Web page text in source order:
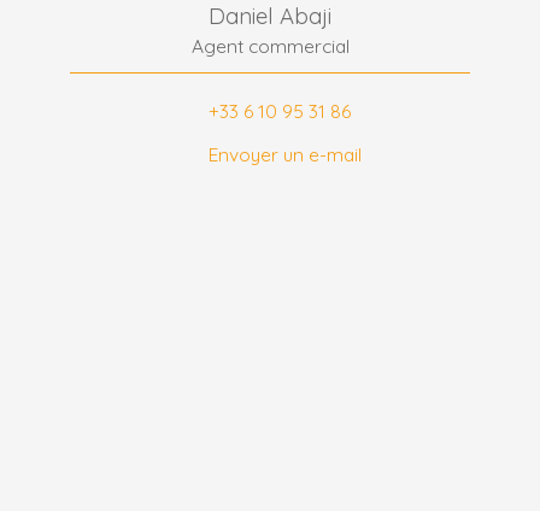
Daniel Abaji
Agent commercial
+33 6 10 95 31 86
Envoyer un e-mail